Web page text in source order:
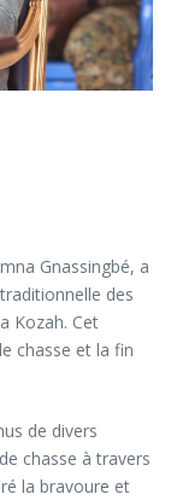
Gnassingbé, a
des
Kozah. Cet
chasse et la fin
de divers
chasse à travers
la bravoure et